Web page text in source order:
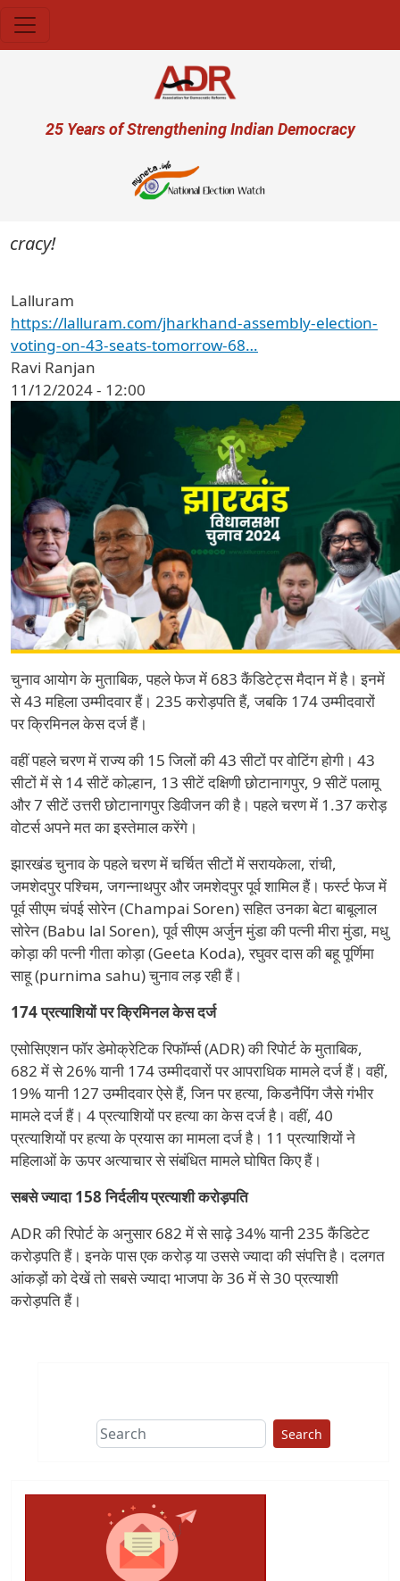
User account menu
25 Years of Strengthening Indian Democracy
Lalluram
https://lalluram.com/jharkhand-assembly-election-
voting-on-43-seats-tomorrow-68…
Ravi Ranjan
11/12/2024 - 12:00
चुनाव आयोग के मुताबिक, पहले फेज में 683 कैंडिटेट्स मैदान में है। इनमें
से 43 महिला उम्मीदवार हैं। 235 करोड़पति हैं, जबकि 174 उम्मीदवारों
पर क्रिमिनल केस दर्ज हैं।
वहीं पहले चरण में राज्य की 15 जिलों की 43 सीटों पर वोटिंग होगी। 43
सीटों में से 14 सीटें कोल्हान, 13 सीटें दक्षिणी छोटानागपुर, 9 सीटें पलामू
और 7 सीटें उत्तरी छोटानागपुर डिवीजन की है। पहले चरण में 1.37 करोड़
वोटर्स अपने मत का इस्तेमाल करेंगे।
झारखंड चुनाव के पहले चरण में चर्चित सीटों में सरायकेला, रांची,
जमशेदपुर पश्चिम, जगन्नाथपुर और जमशेदपुर पूर्व शामिल हैं। फर्स्ट फेज में
पूर्व सीएम चंपई सोरेन (Champai Soren) सहित उनका बेटा बाबूलाल
सोरेन (Babu lal Soren), पूर्व सीएम अर्जुन मुंडा की पत्नी मीरा मुंडा, मधु
कोड़ा की पत्नी गीता कोड़ा (Geeta Koda), रघुवर दास की बहू पूर्णिमा
साहू (purnima sahu) चुनाव लड़ रही हैं।
174 प्रत्याशियों पर क्रिमिनल केस दर्ज
एसोसिएशन फॉर डेमोक्रेटिक रिफॉर्म्स (ADR) की रिपोर्ट के मुताबिक,
682 में से 26% यानी 174 उम्मीदवारों पर आपराधिक मामले दर्ज हैं। वहीं,
19% यानी 127 उम्मीदवार ऐसे हैं, जिन पर हत्या, किडनैपिंग जैसे गंभीर
मामले दर्ज हैं। 4 प्रत्याशियों पर हत्या का केस दर्ज है। वहीं, 40
प्रत्याशियों पर हत्या के प्रयास का मामला दर्ज है। 11 प्रत्याशियों ने
महिलाओं के ऊपर अत्याचार से संबंधित मामले घोषित किए हैं।
सबसे ज्यादा 158 निर्दलीय प्रत्याशी करोड़पति
ADR की रिपोर्ट के अनुसार 682 में से साढ़े 34% यानी 235 कैंडिटेट
करोड़पति हैं। इनके पास एक करोड़ या उससे ज्यादा की संपत्ति है। दलगत
आंकड़ों को देखें तो सबसे ज्यादा भाजपा के 36 में से 30 प्रत्याशी
करोड़पति हैं।
Search